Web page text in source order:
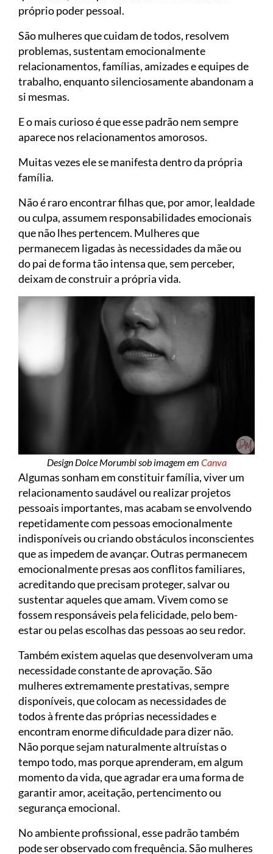
próprio poder pessoal.
São mulheres que cuidam de todos, resolvem
problemas, sustentam emocionalmente
relacionamentos, famílias, amizades e equipes de
trabalho, enquanto silenciosamente abandonam a
si mesmas.
E o mais curioso é que esse padrão nem sempre
aparece nos relacionamentos amorosos.
Muitas vezes ele se manifesta dentro da própria
família.
Não é raro encontrar filhas que, por amor, lealdade
ou culpa, assumem responsabilidades emocionais
que não lhes pertencem. Mulheres que
permanecem ligadas às necessidades da mãe ou
do pai de forma tão intensa que, sem perceber,
deixam de construir a própria vida.
Design Dolce Morumbi sob imagem em Canva
Algumas sonham em constituir família, viver um
relacionamento saudável ou realizar projetos
pessoais importantes, mas acabam se envolvendo
repetidamente com pessoas emocionalmente
indisponíveis ou criando obstáculos inconscientes
que as impedem de avançar. Outras permanecem
emocionalmente presas aos conflitos familiares,
acreditando que precisam proteger, salvar ou
sustentar aqueles que amam. Vivem como se
fossem responsáveis pela felicidade, pelo bem-
estar ou pelas escolhas das pessoas ao seu redor.
Também existem aquelas que desenvolveram uma
necessidade constante de aprovação. São
mulheres extremamente prestativas, sempre
disponíveis, que colocam as necessidades de
todos à frente das próprias necessidades e
encontram enorme dificuldade para dizer não.
Não porque sejam naturalmente altruístas o
tempo todo, mas porque aprenderam, em algum
momento da vida, que agradar era uma forma de
garantir amor, aceitação, pertencimento ou
segurança emocional.
No ambiente profissional, esse padrão também
pode ser observado com frequência. São mulheres